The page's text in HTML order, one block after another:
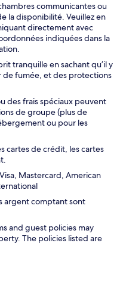
communicantes ou
la disponibilité. Veuillez en
directement avec
indiquées dans la
tranquille en sachant qu’il y
fumée, et des protections
des frais spéciaux peuvent
de groupe (plus de
ou pour les
cartes de crédit, les cartes
Mastercard, American
argent comptant sont
and guest policies may
The policies listed are